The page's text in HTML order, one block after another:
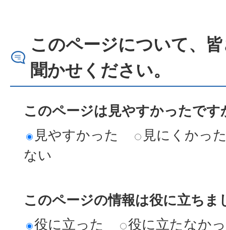
このページについて、
聞かせください。
このページは見やすかったです
見やすかった
見にくかっ
ない
このページの情報は役に立ちま
役に立った
役に立たなか